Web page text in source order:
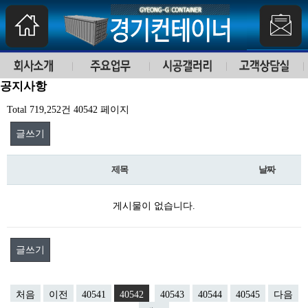
공지사항
Total 719,252건 40542 페이지
글쓰기
제목 날짜
게시물이 없습니다.
글쓰기
처음 이전 40541 40542 40543 40544 40545
다음